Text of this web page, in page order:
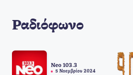
Ραδιόφωνο
Neo 103.3
5 Νοεμβρίου 2024